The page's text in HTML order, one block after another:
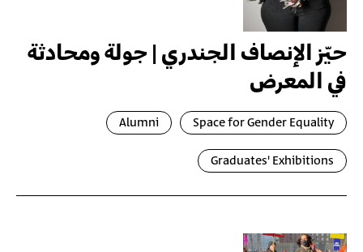
حيّز الإنصاف الجندري | جولة ومحادثة
في المعرض
Space for Gender Equality
Alumni
Graduates' Exhibitions